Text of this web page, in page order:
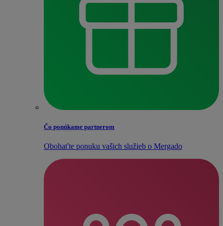
Čo ponúkame partnerom
Obohaťte ponuku vašich služieb o Mergado